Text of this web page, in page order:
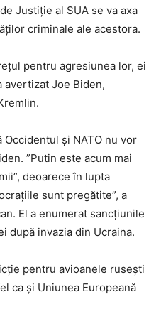
Justiţie al SUA se va axa
criminale ale acestora.
pentru agresiunea lor, ei
avertizat Joe Biden,
şi NATO nu vor
”Putin este acum mai
deoarece în lupta
sunt pregătite”, a
El a enumerat sancţiunile
după invazia din Ucraina.
pentru avioanele ruseşti
ca şi Uniunea Europeană